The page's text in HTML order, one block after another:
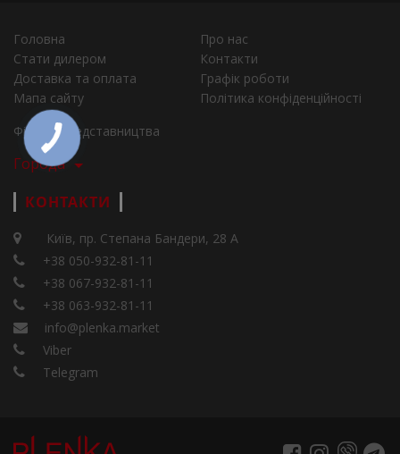
Головна
Про нас
Стати дилером
Контакти
Доставка та оплата
Графік роботи
Мапа сайту
Політика конфіденційності
Філії та представництва
Города
КОНТАКТИ
Київ, пр. Степана Бандери, 28 А
+38 050-932-81-11
+38 067-932-81-11
+38 063-932-81-11
info@plenka.market
Viber
Telegram